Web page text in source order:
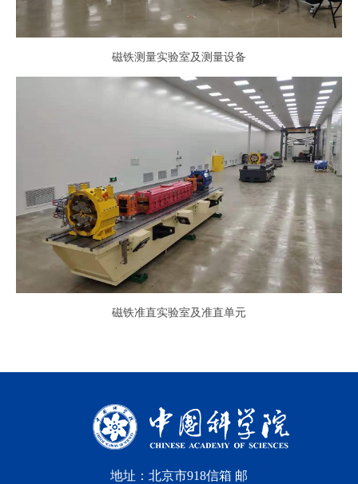
磁铁测量实验室及测量设备
磁铁准直实验室及准直单元
地址：北京市918信箱 邮